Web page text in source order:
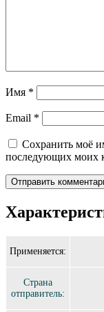
Имя *
Email *
Сохранить моё
последующих моих
Применяется:
Страна
отправитель: